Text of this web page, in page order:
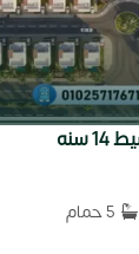
5 حمام